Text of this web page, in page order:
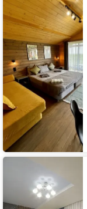
Апартаменты